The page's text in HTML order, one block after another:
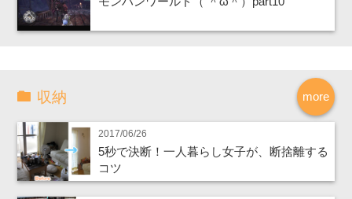
more
収納
2017/06/26
5秒で決断！一人暮らし女子が、断捨離する
コツ